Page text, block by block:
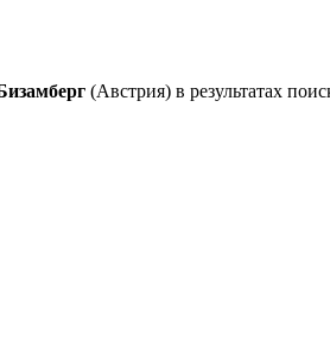
(Австрия) в результатах